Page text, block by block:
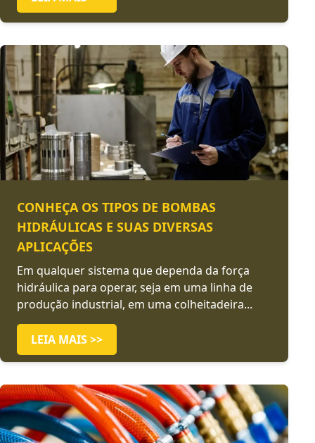
CONHEÇA OS TIPOS DE BOMBAS
HIDRÁULICAS E SUAS DIVERSAS
APLICAÇÕES
Em qualquer sistema que dependa da força
hidráulica para operar, seja em uma linha de
produção industrial, em uma colheitadeira...
LEIA MAIS >>